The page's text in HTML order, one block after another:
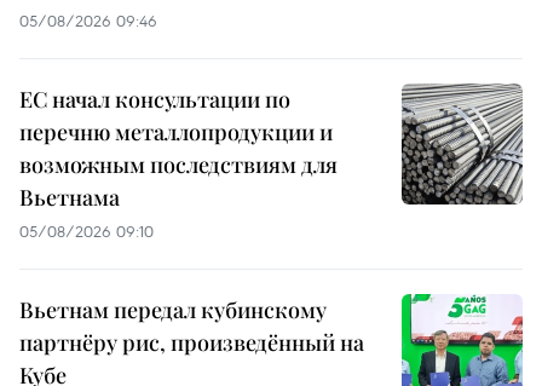
05/08/2026 09:46
ЕС начал консультации по
перечню металлопродукции и
возможным последствиям для
Вьетнама
05/08/2026 09:10
Вьетнам передал кубинскому
партнёру рис, произведённый на
Кубе